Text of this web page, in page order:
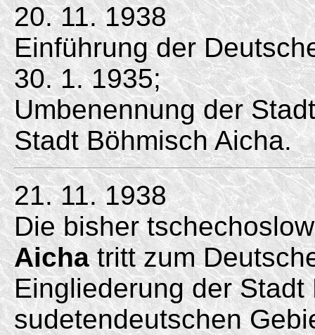
20. 11. 1938
Einführung der
30. 1. 1935;
Umbenennung der
Stadt Böhmisch Aicha.
21. 11. 1938
Die bisher
Aichatritt zum
Eingliederung der
sudetendeutschen